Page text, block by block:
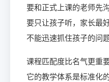
要和正式上课的老师先
要只让孩子听，家长最
不能迅速抓住孩子的问
课程匹配度比名气更重
它的教学体系是标准化